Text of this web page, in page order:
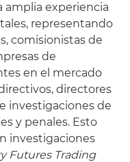
amplia experiencia
representando
comisionistas de
de
en el mercado
directores
investigaciones de
y penales. Esto
investigaciones
Futures Trading